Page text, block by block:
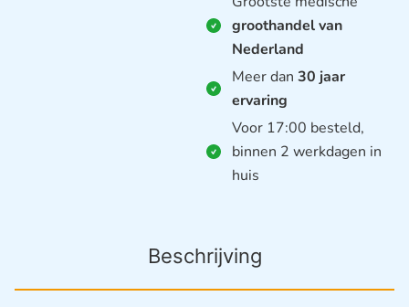
groothandel van
Nederland
Meer dan 30 jaar
ervaring
Voor 17:00 besteld,
binnen 2 werkdagen in
huis
Beschrijving